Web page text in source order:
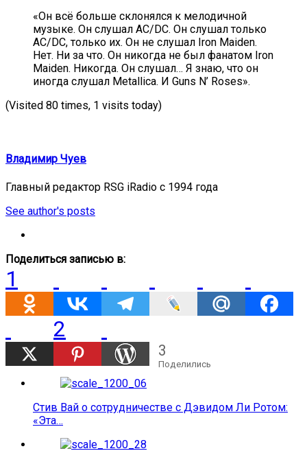
«Он всё больше склонялся к мелодичной
музыке. Он слушал AC/DC. Он слушал только
AC/DC, только их. Он не слушал Iron Maiden.
Нет. Ни за что. Он никогда не был фанатом Iron
Maiden. Никогда. Он слушал… Я знаю, что он
иногда слушал Metallica. И Guns N’ Roses».
(Visited 80 times, 1 visits today)
Владимир Чуев
Главный редактор RSG iRadio с 1994 года
See author's posts
Поделиться записью в:
1
2
3
Поделились
Стив Вай о сотрудничестве с Дэвидом Ли Ротом:
«Эта…